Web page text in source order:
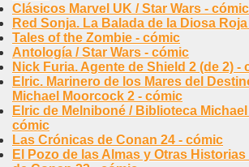
Clásicos Marvel UK / Star Wars - cómic
Red Sonja. La Balada de la Diosa
Tales of the Zombie - cómic
Antología / Star Wars - cómic
Nick Furia. Agente de Shield 2 (de 2) -
Elric. Marinero de los Mares del
Michael Moorcock 2 - cómic
Elric de Melniboné / Biblioteca
cómic
Las Crónicas de Conan 24 - cómic
El Pozo de las Almas y Otras